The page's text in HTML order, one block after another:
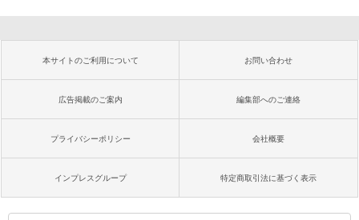
本サイトのご利用について お問い合わせ
広告掲載のご案内 編集部へのご連絡
プライバシーポリシー 会社概要
インプレスグループ 特定商取引法に基づく表示